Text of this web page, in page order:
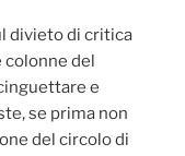
divieto di critica
del
e
se prima non
del circolo di